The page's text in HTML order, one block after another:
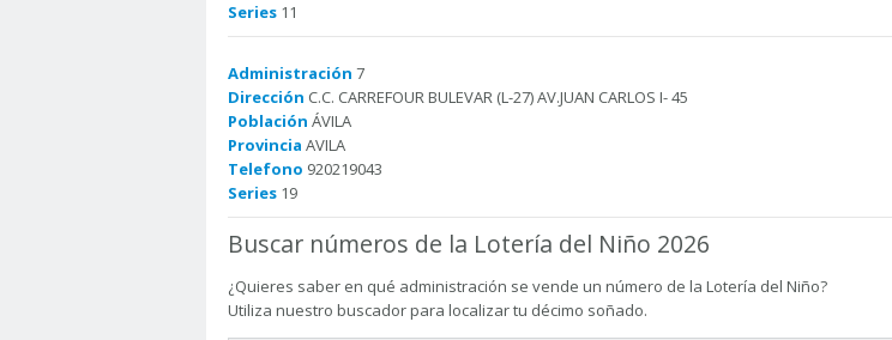
Series 11
Administración 7
Dirección C.C. CARREFOUR BULEVAR (L-27) AV.JUAN CARLOS I- 45
Población ÁVILA
Provincia AVILA
Telefono 920219043
Series 19
Buscar números de la Lotería del Niño 2026
¿Quieres saber en qué administración se vende un número de la Lotería del Niño?
Utiliza nuestro buscador para localizar tu décimo soñado.